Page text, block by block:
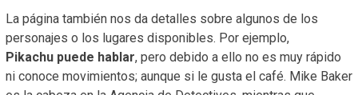
La página también nos da detalles sobre algunos de los
personajes o los lugares disponibles. Por ejemplo,
Pikachu puede hablar, pero debido a ello no es muy rápido
ni conoce movimientos; aunque si le gusta el café. Mike Baker